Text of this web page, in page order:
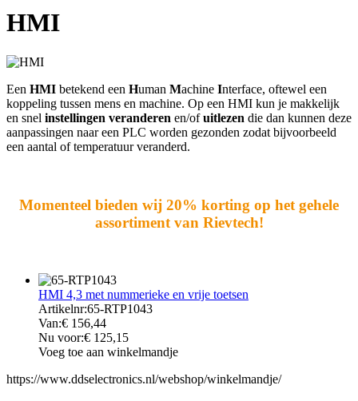
HMI
Een HMI betekend een Human Machine Interface, oftewel een
koppeling tussen mens en machine. Op een HMI kun je makkelijk
en snel instellingen veranderen en/ofuitlezen die dan kunnen deze
aanpassingen naar een PLC worden gezonden zodat bijvoorbeeld
een aantal of temperatuur veranderd.
Momenteel bieden wij 20% korting op het gehele
assortiment van Rievtech!
HMI 4,3 met nummerieke en vrije toetsen
Artikelnr:65-RTP1043
Van:€ 156,44
Nu voor:€ 125,15
Voeg toe aan winkelmandje
https://www.ddselectronics.nl/webshop/winkelmandje/